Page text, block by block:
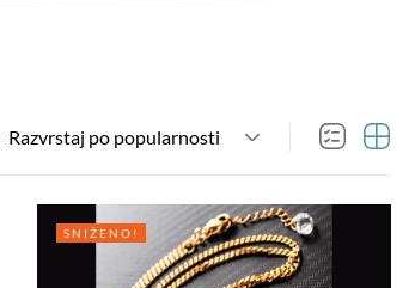
Razvrstaj po popularnosti
SNIŽENO!